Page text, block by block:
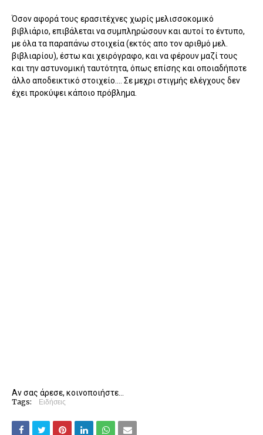
Όσον αφορά τους ερασιτέχνες χωρίς μελισσοκομικό
βιβλιάριο, επιβάλεται να συμπληρώσουν και αυτοί το έντυπο,
με όλα τα παραπάνω στοιχεία (εκτός απο τον αριθμό μελ.
βιβλιαρίου), έστω και χειρόγραφο, και να φέρουν μαζί τους
και την αστυνομική ταυτότητα, όπως επίσης και οποιαδήποτε
άλλο αποδεικτικό στοιχείο.... Σε μεχρι στιγμής ελέγχους δεν
έχει προκύψει κάποιο πρόβλημα.
Αν σας άρεσε, κοινοποιήστε...
Tags: Ειδήσεις